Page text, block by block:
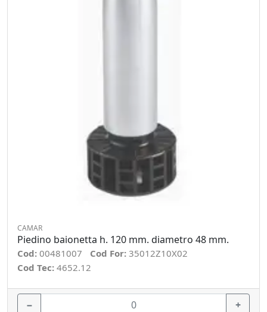
CAMAR
Piedino baionetta h. 120 mm. diametro 48 mm.
Cod: 00481007 Cod For: 35012Z10X02
Cod Tec: 4652.12
− +